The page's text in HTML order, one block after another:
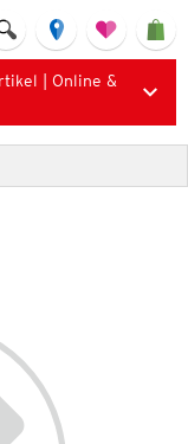
| Online &